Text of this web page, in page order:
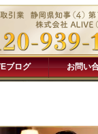
ブログ お問い